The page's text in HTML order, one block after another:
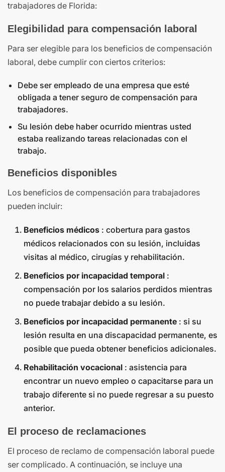
trabajadores de Florida:
Elegibilidad para compensación laboral
Para ser elegible para los beneficios de compensación
laboral, debe cumplir con ciertos criterios:
Debe ser empleado de una empresa que esté
obligada a tener seguro de compensación para
trabajadores.
Su lesión debe haber ocurrido mientras usted
estaba realizando tareas relacionadas con el
trabajo.
Beneficios disponibles
Los beneficios de compensación para trabajadores
pueden incluir:
Beneficios médicos : cobertura para gastos
médicos relacionados con su lesión, incluidas
visitas al médico, cirugías y rehabilitación.
Beneficios por incapacidad temporal :
compensación por los salarios perdidos mientras
no puede trabajar debido a su lesión.
Beneficios por incapacidad permanente : si su
lesión resulta en una discapacidad permanente, es
posible que pueda obtener beneficios adicionales.
Rehabilitación vocacional : asistencia para
encontrar un nuevo empleo o capacitarse para un
trabajo diferente si no puede regresar a su puesto
anterior.
El proceso de reclamaciones
El proceso de reclamo de compensación laboral puede
ser complicado. A continuación, se incluye una